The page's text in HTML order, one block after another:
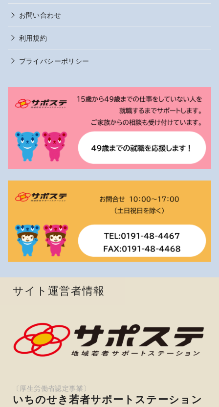
お問い合わせ
利用規約
プライバシーポリシー
サイト運営者情報
いちのせき若者サポートステーション